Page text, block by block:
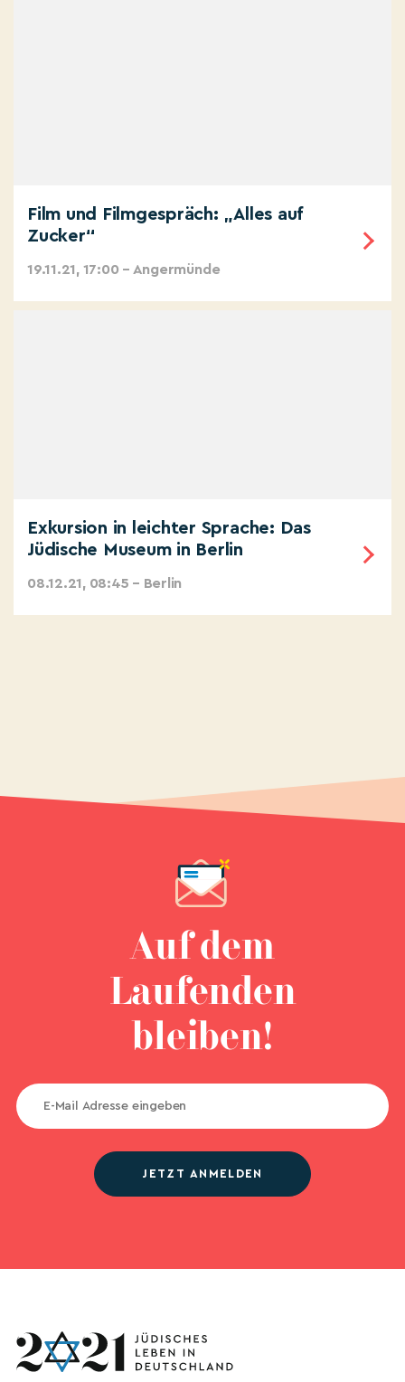
Film und Filmgespräch: „Alles auf
Zucker“
19.11.21, 17:00 – Angermünde
Exkursion in leichter Sprache: Das
Jüdische Museum in Berlin
08.12.21, 08:45 – Berlin
Auf dem
Laufenden
bleiben!
JETZT ANMELDEN